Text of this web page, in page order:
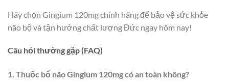
Hãy chọn Gingium 120mg chính hãng để bảo vệ sức khỏe
não bộ và tận hưởng chất lượng Đức ngay hôm nay!
Câu hỏi thường gặp (FAQ)
1. Thuốc bổ não Gingium 120mg có an toàn không?